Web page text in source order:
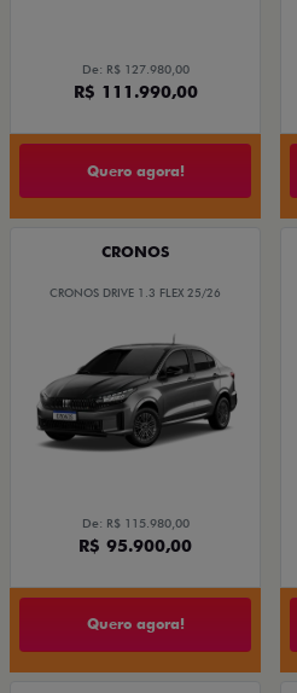
De: R$ 127.980,00
R$ 111.990,00
Quero agora!
CRONOS
CRONOS DRIVE 1.3 FLEX 25/26
De: R$ 115.980,00
R$ 95.900,00
Quero agora!